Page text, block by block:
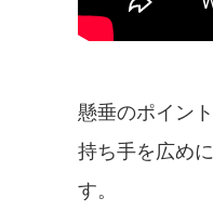
懸垂のポイン
持ち手を広め
す。